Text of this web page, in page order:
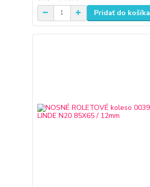
Pridať do košíka